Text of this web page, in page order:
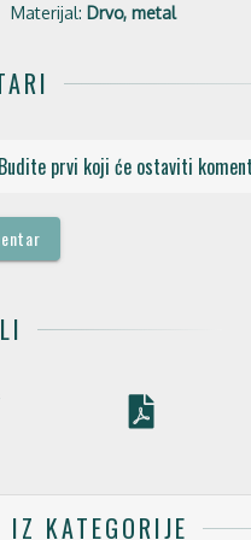
Materijal: Drvo, metal
prvi koji će ostaviti
KATEGORIJE